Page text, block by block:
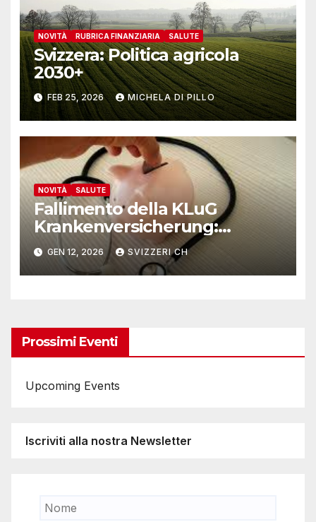
NOVITÀ RUBRICA FINANZIARIA SALUTE
Svizzera: Politica agricola
2030+
FEB 25, 2026 MICHELA DI PILLO
NOVITÀ SALUTE
Fallimento della KLuG
Krankenversicherung:
assicurati tutelati e continuità
garantita
GEN 12, 2026 SVIZZERI CH
Prossimi Eventi
Upcoming Events
Iscriviti alla nostra Newsletter